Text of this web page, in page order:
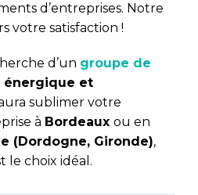
d’entreprises. Notre
votre satisfaction !
d’un groupe de
énergique et
sublimer votre
à Bordeaux ou en
(Dordogne, Gironde),
le choix idéal.